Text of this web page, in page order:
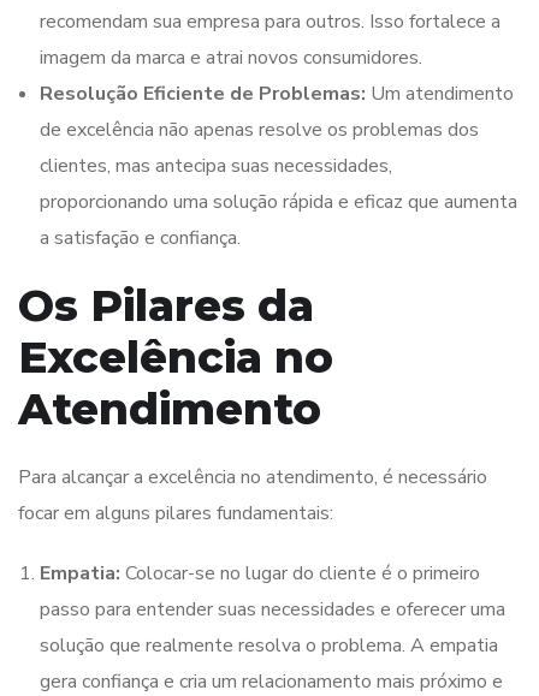
recomendam sua empresa para outros. Isso fortalece a
imagem da marca e atrai novos consumidores.
Resolução Eficiente de Problemas: Um atendimento
de excelência não apenas resolve os problemas dos
clientes, mas antecipa suas necessidades,
proporcionando uma solução rápida e eficaz que aumenta
a satisfação e confiança.
Os Pilares da
Excelência no
Atendimento
Para alcançar a excelência no atendimento, é necessário
focar em alguns pilares fundamentais:
Empatia: Colocar-se no lugar do cliente é o primeiro
passo para entender suas necessidades e oferecer uma
solução que realmente resolva o problema. A empatia
gera confiança e cria um relacionamento mais próximo e